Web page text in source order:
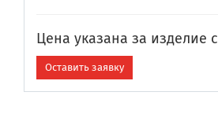
Цена указана за изделие с
Оставить заявку